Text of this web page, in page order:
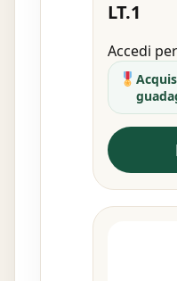
LT.1
Accedi